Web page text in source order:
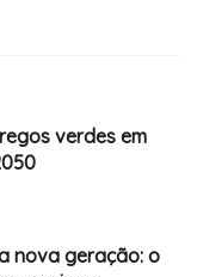
verdes em
nova geração: o